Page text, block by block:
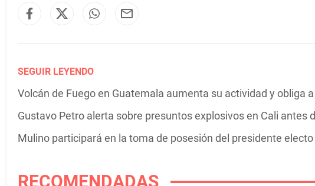
SEGUIR LEYENDO
Volcán de Fuego en Guatemala aumenta su actividad y obliga
Gustavo Petro alerta sobre presuntos explosivos en Cali antes
Mulino participará en la toma de posesión del presidente
RECOMENDADAS